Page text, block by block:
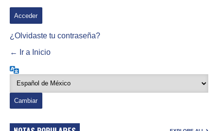
¿Olvidaste tu contraseña?
← Ir a Inicio